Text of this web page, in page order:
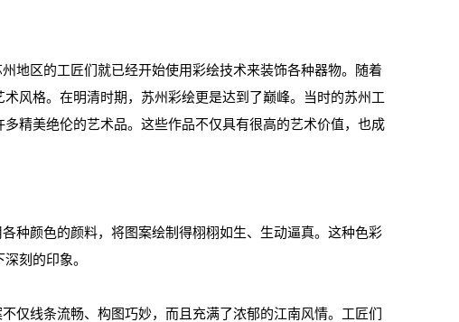
地区的工匠们就已经开始使用彩绘技术来装饰各种器物。随着
风格。在明清时期，苏州彩绘更是达到了巅峰。当时的苏州工
精美绝伦的艺术品。这些作品不仅具有很高的艺术价值，也成
种颜色的颜料，将图案绘制得栩栩如生、生动逼真。这种色彩
刻的印象。
仅线条流畅、构图巧妙，而且充满了浓郁的江南风情。工匠们